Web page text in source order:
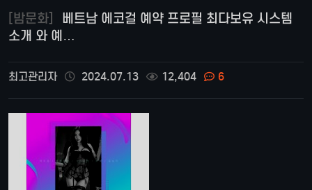
[밤문화]
소개 와 예…
최고관리자 2024.07.13 12,404 6